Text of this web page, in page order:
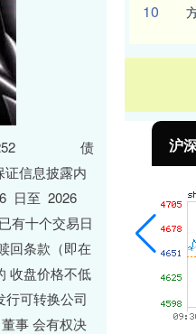
123252 债
息披露内
日至 2026
有十个交易日
回条款（即在
收盘价格不低
可转换公司
事 会有权决
10
0.93% 北